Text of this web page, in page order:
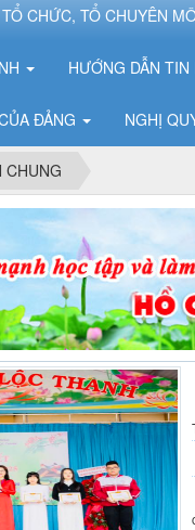
TỔ CHỨC, TỔ CHUYÊN
HƯỚNG DẪN TIN
ĐẢNG NGHỊ
CHUNG